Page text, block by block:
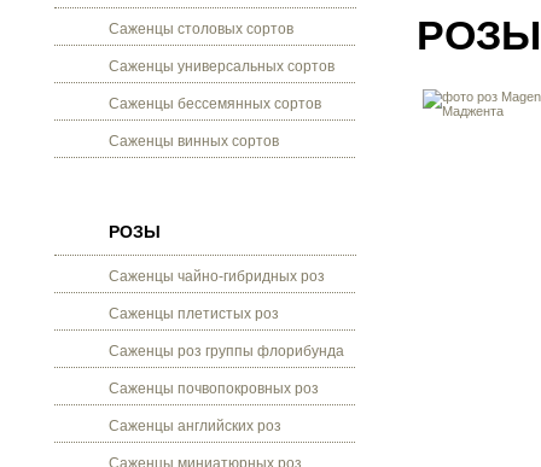
Саженцы столовых сортов
Саженцы универсальных сортов
Саженцы бессемянных сортов
Саженцы винных сортов
РОЗЫ
Саженцы чайно-гибридных роз
Саженцы плетистых роз
Саженцы роз группы флорибунда
Саженцы почвопокровных роз
Саженцы английских роз
Саженцы миниатюрных роз
РОЗЫ